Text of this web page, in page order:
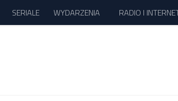
SERIALE WYDARZENIA RADIO I